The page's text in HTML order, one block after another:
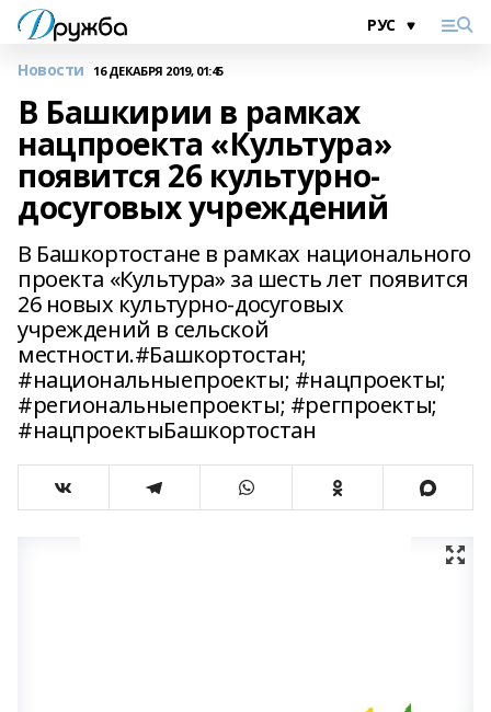
Новости 16 ДЕКАБРЯ 2019, 01:45
В Башкирии в рамках
нацпроекта «Культура»
появится 26 культурно-
досуговых учреждений
В Башкортостане в рамках национального
проекта «Культура» за шесть лет появится
26 новых культурно-досуговых
учреждений в сельской
местности.#Башкортостан;
#национальныепроекты; #нацпроекты;
#региональныепроекты; #регпроекты;
#нацпроектыБашкортостан